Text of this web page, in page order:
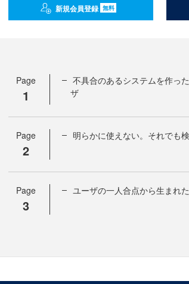
新規会員登録 無料
Page
1
不具合のあるシステムを作っ
ザ
Page
2
明らかに使えない。それでも検
Page
3
ユーザの一人合点から生まれ